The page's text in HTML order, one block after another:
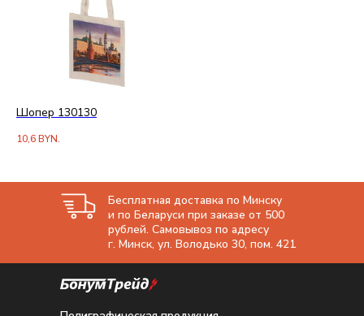
Шопер 130130
10,6BYN.
Бесплатная доставка по Минску
и по Беларуси при заказе от 500
рублей. Самовывоз по адресу
г. Минск, ул. Володько 30, пом. 421